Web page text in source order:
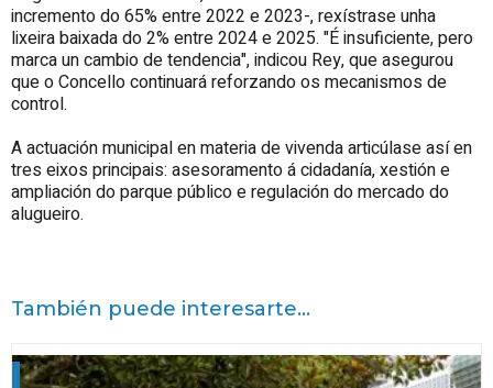
incremento do 65% entre 2022 e 2023-, rexístrase unha
lixeira baixada do 2% entre 2024 e 2025. "É insuficiente, pero
marca un cambio de tendencia", indicou Rey, que asegurou
que o Concello continuará reforzando os mecanismos de
control.
A actuación municipal en materia de vivenda articúlase así en
tres eixos principais: asesoramento á cidadanía, xestión e
ampliación do parque público e regulación do mercado do
alugueiro.
También puede interesarte...